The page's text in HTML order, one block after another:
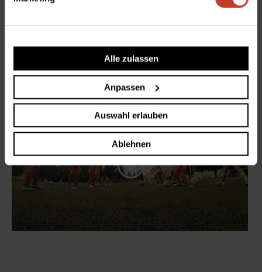
Alle zulassen
Anpassen
Auswahl erlauben
Ablehnen
Nachwuchskicker und er hat uns dieses tolle Video
produziert, um den Kiez, unseren Verein, unsere
Spieler*innen und die Stralau-Familie zu präsentieren.